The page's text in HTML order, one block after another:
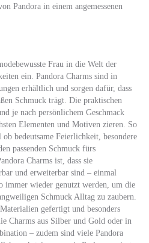
Pandora in einem angemessenen
Frau in die Welt der
ein. Pandora Charms sind in
erhältlich und sorgen dafür, dass
Schmuck trägt. Die praktischen
je nach persönlichem Geschmack
Elementen und Motiven zieren. So
bedeutsame Feierlichkeit, besondere
passenden Schmuck fürs
Charms ist, dass sie
und erweiterbar sind – einmal
immer wieder genutzt werden, um die
Schmuck Alltag zu zaubern.
gefertigt und besonders
Charms aus Silber und Gold oder in
– zudem sind viele Pandora